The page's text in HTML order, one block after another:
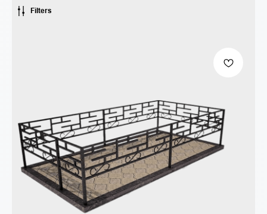
Filters